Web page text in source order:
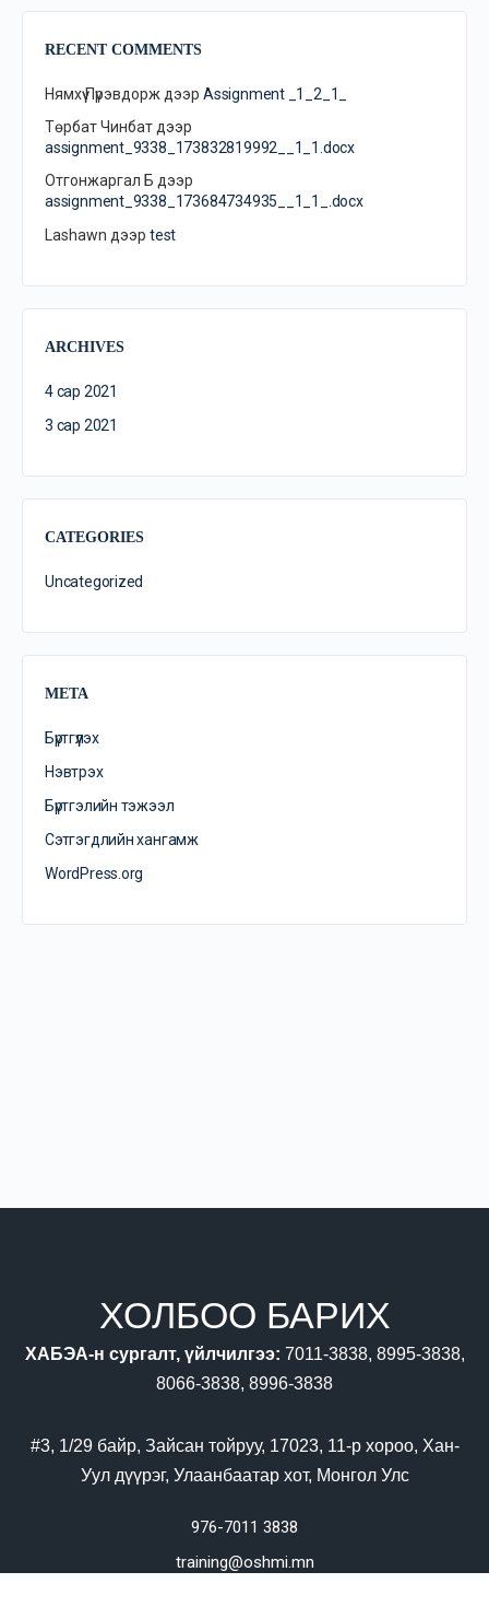
RECENT COMMENTS
Нямхүү Пүрэвдорж дээр Assignment _1_2_1_
Төрбат Чинбат дээр
assignment_9338_173832819992__1_1.docx
Отгонжаргал Б дээр
assignment_9338_173684734935__1_1_.docx
Lashawn дээр test
ARCHIVES
4 сар 2021
3 сар 2021
CATEGORIES
Uncategorized
META
Бүртгүүлэх
Нэвтрэх
Бүртгэлийн тэжээл
Сэтгэгдлийн хангамж
WordPress.org
ХОЛБОО БАРИХ
ХАБЭА-н сургалт, үйлчилгээ: 7011-3838, 8995-3838,
8066-3838, 8996-3838
#3, 1/29 байр, Зайсан тойруу, 17023, 11-р хороо, Хан-
Уул дүүрэг, Улаанбаатар хот, Монгол Улс
976-7011 3838
training@oshmi.mn